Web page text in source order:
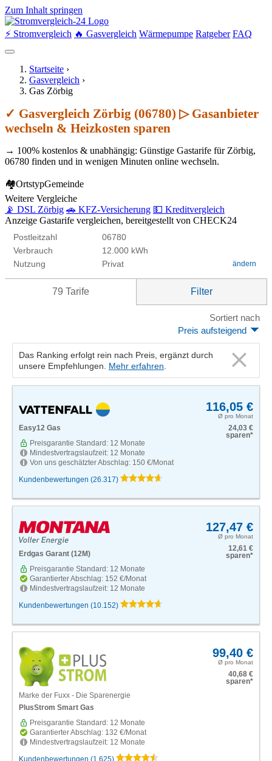
Zum Inhalt springen
⚡ Stromvergleich 🔥 Gasvergleich Wärmepumpe Ratgeber FAQ
Startseite ›
Gasvergleich ›
Gas Zörbig
✓ Gasvergleich Zörbig (06780) ▷ Gasanbieter
wechseln & Heizkosten sparen
→ 100% kostenlos & unabhängig: Günstige Gastarife für Zörbig,
06780 finden und in wenigen Minuten online wechseln.
🏘OrtstypGemeinde
Weitere Vergleiche
📡 DSL Zörbig 🚗 KFZ-Versicherung 💵 Kreditvergleich
Anzeige Gastarife vergleichen, bereitgestellt von CHECK24